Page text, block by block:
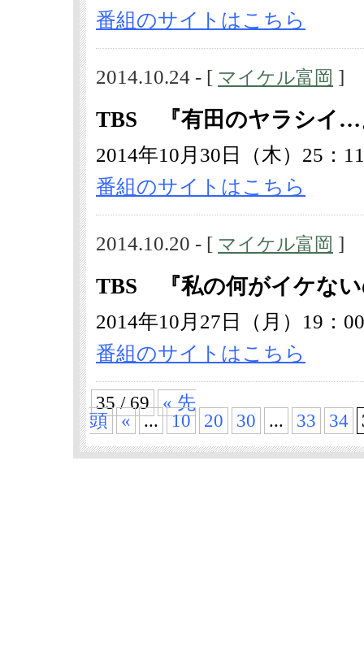
番組のサイトはこちら
2014.10.24 - [ マイケル富岡 ]
TBS 『有田のヤラシイ…
2014年10月30日（木）25：
番組のサイトはこちら
2014.10.20 - [ マイケル富岡 ]
TBS 『私の何がイケない
2014年10月27日（月）19：
番組のサイトはこちら
35 / 69
« 先
頭
« ... 10 20 30 ... 33 34